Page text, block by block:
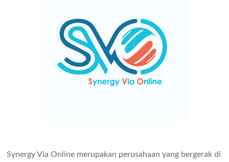
Synergy Via Online merupakan perusahaan yang bergerak di